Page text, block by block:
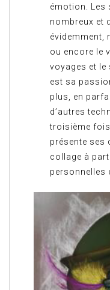
émotion. Les
nombreux et
évidemment,
ou encore le
voyages et
est sa
plus, en
d’autres
troisième
présente ses
collage à
personnelles